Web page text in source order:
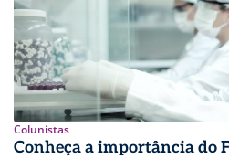
Colunistas
Conheça a importância do